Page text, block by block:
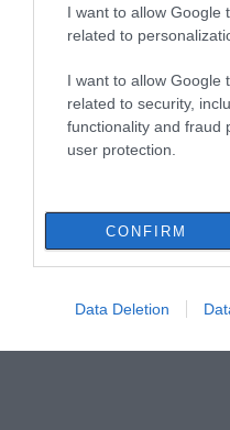
I want to allow Google
related to
I want to allow Google
related to security,
functionality and fraud
user protection.
CONFIRM
Data Deletion
Νότια Εύβοια: Μεγάλο
σήμερα στη Γαλάζια
09.08.2026 | 09:00
Εορτολόγιο: Ποιοι
Κυριακή 9 Αυγούστου
Καιρός: Καύσωνας και
σήμερα στην Εύβοια
Όλες οι